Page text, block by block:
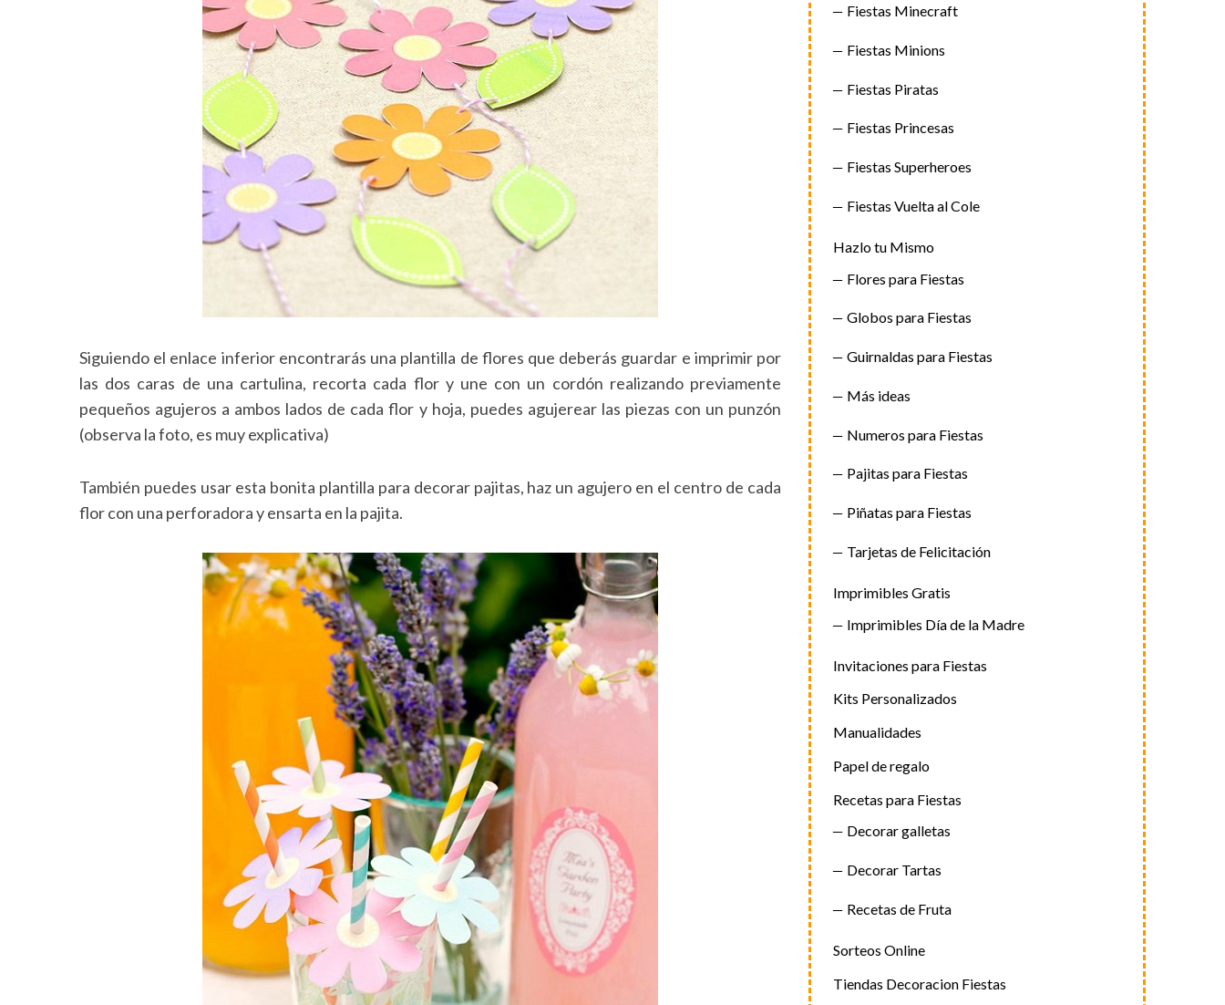
Siguiendo el enlace inferior encontrarás una plantilla de flores que deberás guardar e imprimir por
las dos caras de una cartulina, recorta cada flor y une con un cordón realizando previamente
pequeños agujeros a ambos lados de cada flor y hoja, puedes agujerear las piezas con un punzón
(observa la foto, es muy explicativa)
También puedes usar esta bonita plantilla para decorar pajitas, haz un agujero en el centro de cada
flor con una perforadora y ensarta en la pajita.
Fiestas Minecraft
Fiestas Minions
Fiestas Piratas
Fiestas Princesas
Fiestas Superheroes
Fiestas Vuelta al Cole
Hazlo tu Mismo
Flores para Fiestas
Globos para Fiestas
Guirnaldas para Fiestas
Más ideas
Numeros para Fiestas
Pajitas para Fiestas
Piñatas para Fiestas
Tarjetas de Felicitación
Imprimibles Gratis
Imprimibles Día de la Madre
Invitaciones para Fiestas
Kits Personalizados
Manualidades
Papel de regalo
Recetas para Fiestas
Decorar galletas
Decorar Tartas
Recetas de Fruta
Sorteos Online
Tiendas Decoracion Fiestas